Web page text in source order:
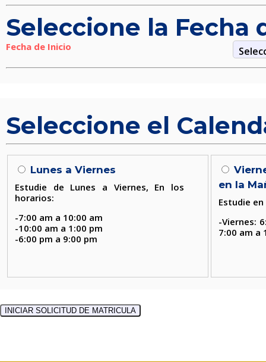
Seleccione la Fecha
Fecha de Inicio
Seleccione el
Lunes a Viernes
Estudie de Lunes a Viernes, En los
horarios:
-7:00 am a 10:00 am
-10:00 am a 1:00 pm
-6:00 pm a 9:00 pm
en la
Estudie
-Viernes:
7:00 am a